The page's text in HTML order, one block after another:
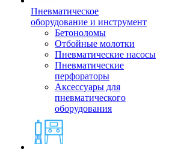
Пневматическое
оборудование и инструмент
Бетоноломы
Отбойные молотки
Пневматические насосы
Пневматические
перфораторы
Аксессуары для
пневматического
оборудования